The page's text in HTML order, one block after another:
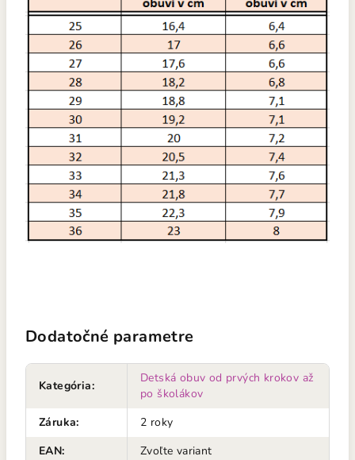
Dodatočné parametre
Kategória:
Detská obuv od prvých krokov až
po školákov
Záruka:
2 roky
EAN:
Zvoľte variant